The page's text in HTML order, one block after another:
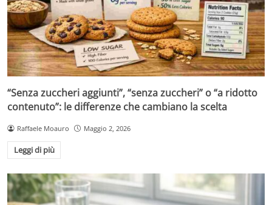
“Senza zuccheri aggiunti”, “senza zuccheri” o “a ridotto
contenuto”: le differenze che cambiano la scelta
Raffaele Moauro Maggio 2, 2026
Leggi di più